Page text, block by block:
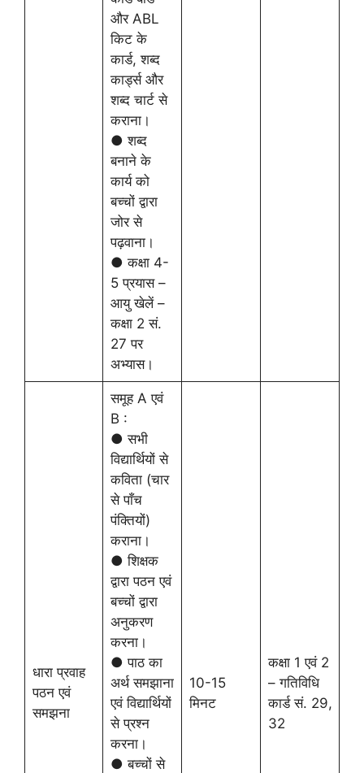
और ABL
किट के
कार्ड, शब्द
कार्ड्स और
शब्द चार्ट से
कराना।
● शब्द
बनाने के
कार्य को
बच्चों द्वारा
जोर से
पढ़वाना।
● कक्षा 4-
5 प्रयास –
आयु खेलें –
कक्षा 2 सं.
27 पर
अभ्यास।
धारा प्रवाह
पठन एवं
समझना
समूह A एवं
B :
● सभी
विद्यार्थियों से
कविता (चार
से पाँच
पंक्तियों)
कराना।
● शिक्षक
द्वारा पठन एवं
बच्चों द्वारा
अनुकरण
करना।
● पाठ का
अर्थ समझाना
एवं विद्यार्थियों
से प्रश्न
करना।
● बच्चों से
10-15
मिनट
कक्षा 1 एवं 2
– गतिविधि
कार्ड सं. 29,
32